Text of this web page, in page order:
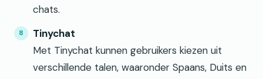
chats.
Tinychat
Met Tinychat kunnen gebruikers kiezen uit
verschillende talen, waaronder Spaans, Duits en